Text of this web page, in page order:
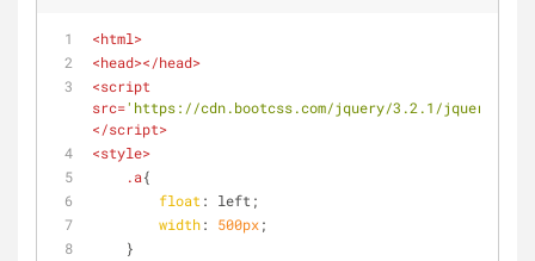
<html>
<head></head>
<script
src='https://cdn.bootcss.com/jquery/3.2.1/
</script>
<style>
.a{
float : left;
width: 500px;
    }